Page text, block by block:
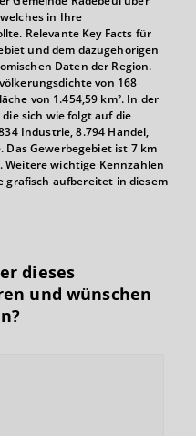
in Ihre
Relevante Key Facts für
und dem dazugehörigen
Daten der Region.
von 168
von 1.454,59 km². In der
sich wie folgt auf die
Industrie, 8.794 Handel,
Das Gewerbegebiet ist 7 km
wichtige Kennzahlen
grafisch aufbereitet in diesem
dieses
und wünschen